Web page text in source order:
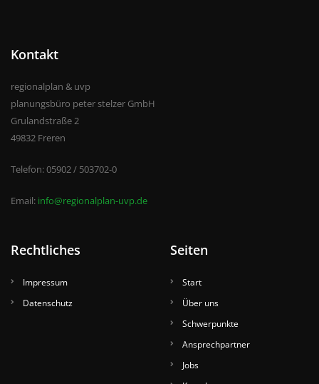
Kontakt
regionalplan & uvp
planungsbüro peter stelzer GmbH
Grulandstraße 2
49832 Freren
Telefon: 05902 / 503702-0
Email: info@regionalplan-uvp.de
Rechtliches
Impressum
Datenschutz
Seiten
Start
Über uns
Schwerpunkte
Ansprechpartner
Jobs